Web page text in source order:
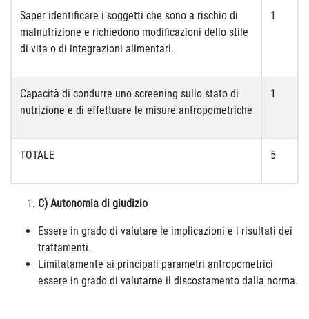
Saper identificare i soggetti che sono a rischio di
malnutrizione e richiedono modificazioni dello stile
di vita o di integrazioni alimentari.
1
Capacità di condurre uno screening sullo stato di
nutrizione e di effettuare le misure antropometriche
1
TOTALE 5
C) Autonomia di giudizio
Essere in grado di valutare le implicazioni e i risultati dei
trattamenti.
Limitatamente ai principali parametri antropometrici
essere in grado di valutarne il discostamento dalla norma.